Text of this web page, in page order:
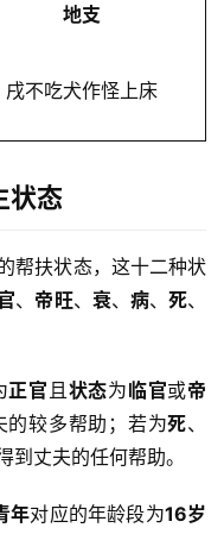
地支
戌不吃犬作怪上床
状态
帮扶状态，这十二种状
、 帝旺、 衰、 病、死、
正官且状态为临官或帝
的较多帮助；若为死、
到丈夫的任何帮助。
年对应的年龄段为16岁